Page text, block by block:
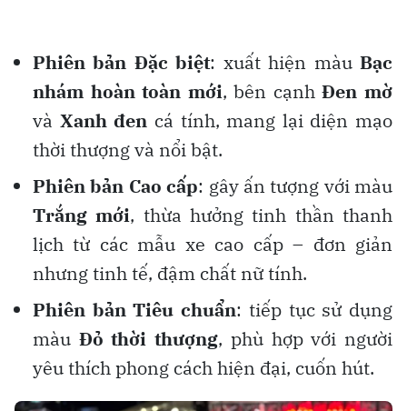
Phiên bản Đặc biệt: xuất hiện màuBạc
nhám hoàn toàn mới, bên cạnhĐen mờ
và Xanh đen cá tính, mang lại diện mạo
thời thượng và nổi bật.
Phiên bản Cao cấp: gây ấn tượng với màu
Trắng mới, thừa hưởng tinh thần thanh
lịch từ các mẫu xe cao cấp – đơn giản
nhưng tinh tế, đậm chất nữ tính.
Phiên bản Tiêu chuẩn: tiếp tục sử dụng
màu Đỏ thời thượng, phù hợp với người
yêu thích phong cách hiện đại, cuốn hút.